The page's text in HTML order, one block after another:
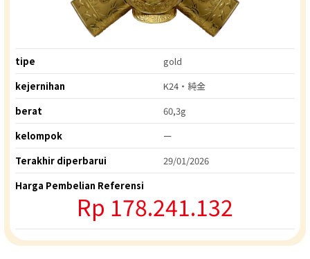
tipe
gold
kejernihan
K24・純金
berat
60,3g
kelompok
ー
Terakhir diperbarui
29/01/2026
Harga Pembelian Referensi
Rp 178.241.132